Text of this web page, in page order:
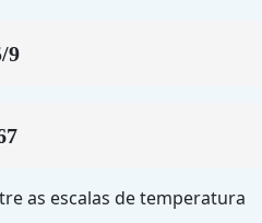
9
as escalas de temperatura